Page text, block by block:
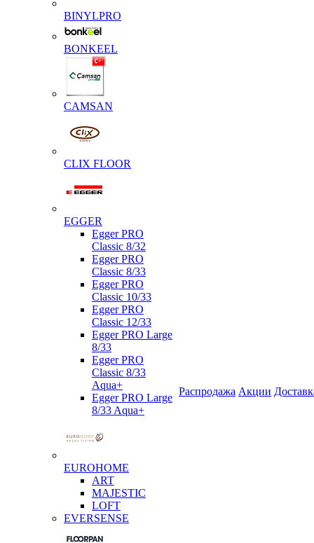
BINYLPRO
BONKEEL
CAMSAN
CLIX FLOOR
EGGER
Egger PRO
Classic 8/32
Egger PRO
Classic 8/33
Egger PRO
Classic 10/33
Egger PRO
Classic 12/33
Egger PRO Large
8/33
Egger PRO
Classic 8/33
Aqua+
Egger PRO Large
8/33 Aqua+
EUROHOME
ART
MAJESTIC
LOFT
EVERSENSE
Распродажа Акции